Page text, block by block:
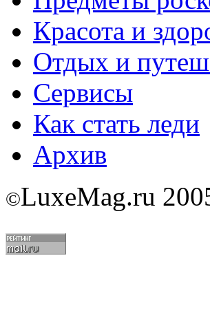
Красота и
Отдых и
Сервисы
Как стать леди
Архив
©LuxeMag.ru